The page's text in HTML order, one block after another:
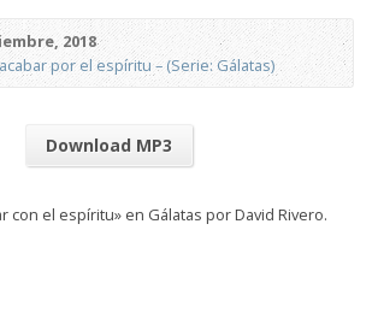
2018
por el espíritu – (Serie: Gálatas)
Download MP3
con el espíritu» en Gálatas por David Rivero.